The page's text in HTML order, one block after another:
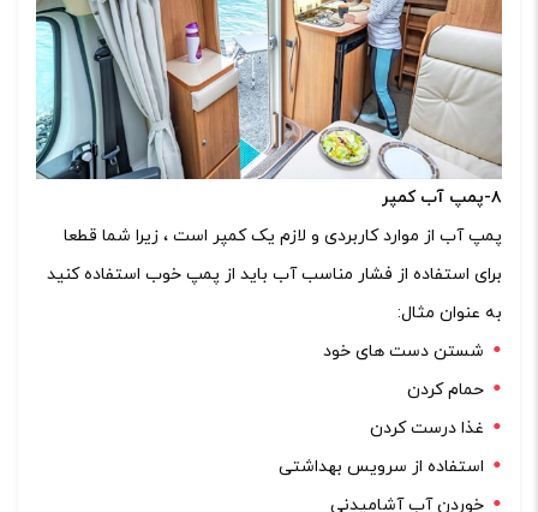
۸-پمپ آب کمپر
پمپ آب از موارد کاربردی و لازم یک کمپر است ، زیرا شما قطعا
برای استفاده از فشار مناسب آب باید از پمپ خوب استفاده کنید
به عنوان مثال:
شستن دست های خود
حمام کردن
غذا درست کردن
استفاده از سرویس بهداشتی
خوردن آب آشامیدنی